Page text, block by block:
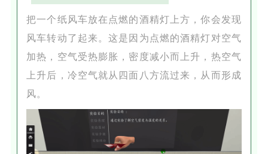
把一个纸风车放在点燃的酒精灯上方，你会发现
风车转动了起来。这是因为点燃的酒精灯对空气
加热，空气受热膨胀，密度减小而上升，热空气
上升后，冷空气就从四面八方流过来，从而形成
风。